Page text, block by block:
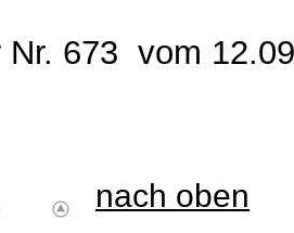
Nr. 673 vom
nach oben